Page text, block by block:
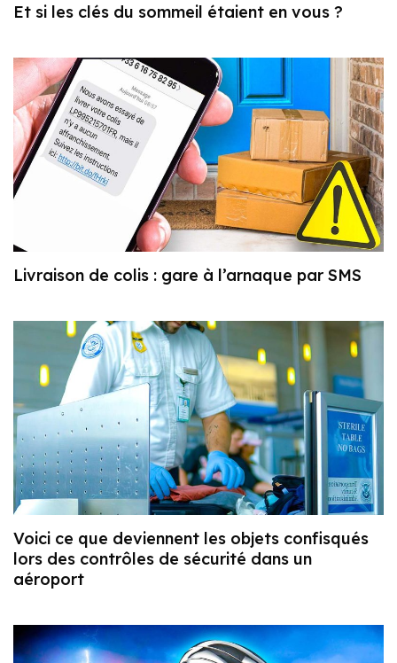
Et si les clés du sommeil étaient en vous ?
Livraison de colis : gare à l’arnaque par SMS
Voici ce que deviennent les objets confisqués
lors des contrôles de sécurité dans un
aéroport